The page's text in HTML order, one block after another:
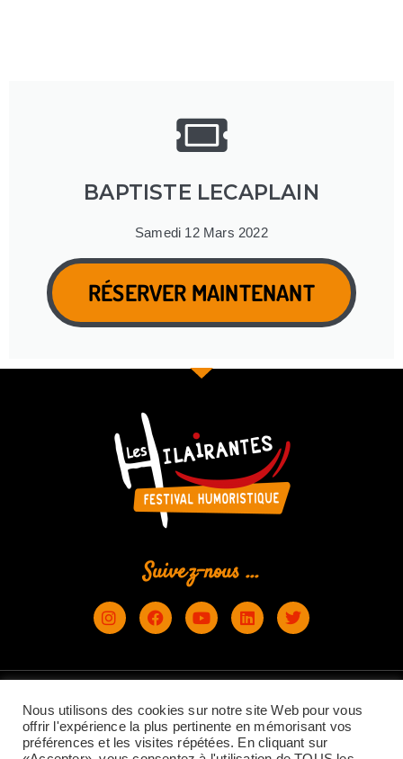
BAPTISTE LECAPLAIN
Samedi 12 Mars 2022
RÉSERVER MAINTENANT
Suivez-nous ...
© www.leshilairantes.fr
Nous utilisons des cookies sur notre site Web pour vous
offrir l'expérience la plus pertinente en mémorisant vos
préférences et les visites répétées. En cliquant sur